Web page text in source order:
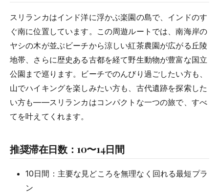
スリランカはインド洋に浮かぶ楽園の島で、インドのす
ぐ南に位置しています。この周遊ルートでは、南海岸の
ヤシの木が並ぶビーチから涼しい紅茶農園が広がる丘陵
地帯、さらに歴史ある古都を経て野生動物が豊富な国立
公園まで巡ります。ビーチでのんびり過ごしたい方も、
山でハイキングを楽しみたい方も、古代遺跡を探索した
い方も——スリランカはコンパクトな一つの旅で、すべ
てを叶えてくれます。
推奨滞在日数：10〜14日間
10日間：主要な見どころを無理なく回れる最短プラ
ン